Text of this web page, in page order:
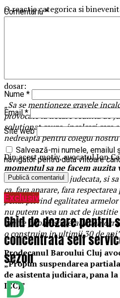
O reactie categorica si
Cazacu(foto 2), cel care,
partile din dosarul Ferma
participe in direct la
Caci, daca cineva se
pozitie a avocatului Ion
a fost atitudinea acestui
dosar:
„Sa se mentioneze gravele
provocate la fiecare sedinta de
solutionat cauza, incalcari care
nedreapta pentru colegul
Din acest motiv, avocatul Ion
momentul sa ne facem auzita
numai in salile de judecata, si
ca, fara aparare, fara
penal privind egalitatea
nu putem avea un act de
dintre pilonii societatii
o construim in ultimii 30 de
Prodecanul Baroului Cluj
„Propun suspendarea
de asistenta judiciara, pana
ICCJ”
Comentariu*
Nume *
Email*
Site web
Salvează-mi numele, emailul
navigator pentru data viitoare
Exclusiv
Ghid de dozare pentru
concentrata self
sezon